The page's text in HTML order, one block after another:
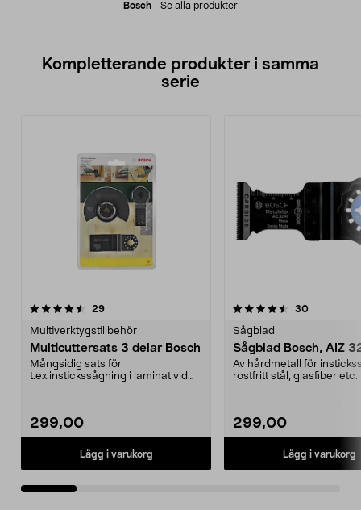
Bosch - Se alla produkter
Kompletterande produkter i samma
serie
29recensioner
Multiverktygstillbehör
Multicuttersats 3 delar Bosch
Mångsidig sats för
t.ex.instickssågning i laminat vid
299,00
Lägg i varukorg
4.5av 5 stjärnor 30
Sågblad
Sågblad Bosch, AIZ
Av hårdmetall för
rostfritt stål, glasfiber etc.
299,00
Lägg i varukorg
4.5av 5 stjärnor